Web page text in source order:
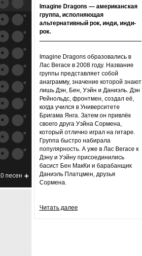
кпопаданиям
кпопаданиям
кпопаданиям
к попаданиям
кпопаданиям
кпопаданиям
кпопаданиям
кпопаданиям
кпопаданиям
кпопаданиям
кпопаданиям
песен
Imagine Dragons — американская
группа, исполняющая
альтернативный рок, инди, инди-
рок.
Imagine Dragons образовались в
Лас Вегасе в 2008 году. Название
группы представляет собой
анаграмму, значение которой знают
лишь Дэн, Бен, Уэйн и Даниэль. Дэн
Рейнольдс, фронтмен, создал её,
когда учился в Университете
Бригама Янга. Затем он привлёк
своего друга Уэйна Сормена,
который отлично играл на гитаре.
Группа быстро набирала
популярность. А уже в Лас Вегасе к
Дэну и Уэйну присоединились
басист Бен МакКи и барабанщик
Даниэль Платцмен, друзья
Сормена.
Читать далее